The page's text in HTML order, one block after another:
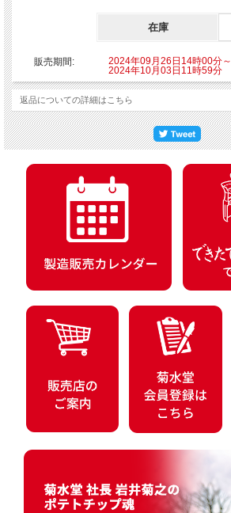
在庫
販売期間:
2024年09月26日14時00分～
2024年10月03日11時59分
返品についての詳細はこちら